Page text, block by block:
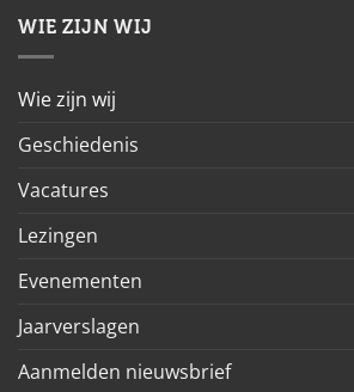
WIE ZIJN WIJ
Wie zijn wij
Geschiedenis
Vacatures
Lezingen
Evenementen
Jaarverslagen
Aanmelden nieuwsbrief